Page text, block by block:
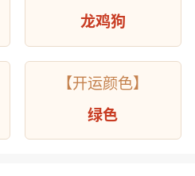
龙鸡狗
【开运颜色】
绿色